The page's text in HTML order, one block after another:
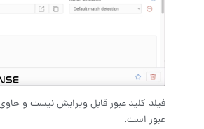
فیلد کلید عبور قابل ویرایش نیست و حاوی
عبور است.